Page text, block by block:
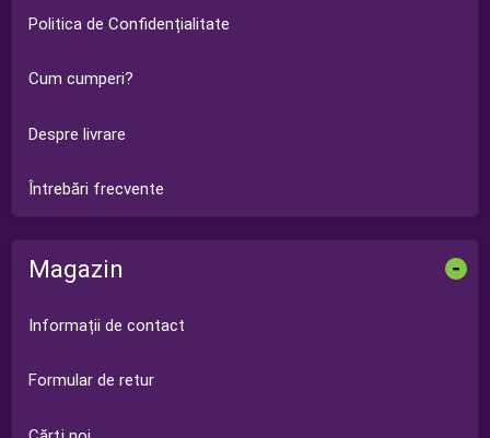
Politica de Confidențialitate
Cum cumperi?
Despre livrare
Întrebări frecvente
Magazin -
Informații de contact
Formular de retur